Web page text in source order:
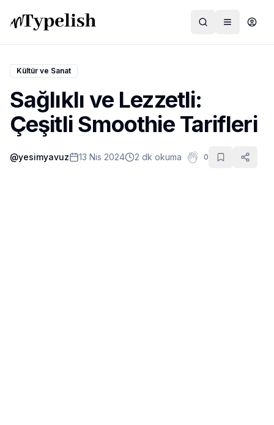
Dünya
Film ve Dizi
Kültür ve Sanat
Kültür ve Sanat
Sağlıklı ve Lezzetli:
Çeşitli Smoothie Tarifleri
@yesimyavuz 13 Nis 2024 2 dk okuma 0